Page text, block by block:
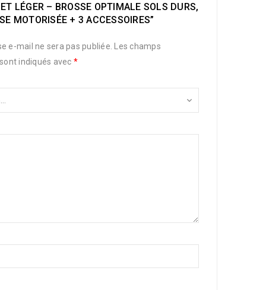
LÉGER – BROSSE OPTIMALE SOLS DURS,
MOTORISÉE + 3 ACCESSOIRES”
e-mail ne sera pas publiée.
Les champs
indiqués avec *